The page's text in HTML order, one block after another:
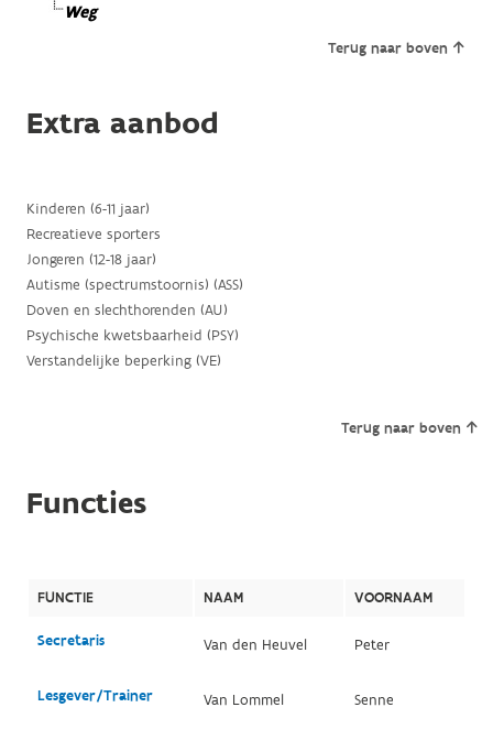
Weg
Terug naar boven
Extra aanbod
Kinderen (6-11 jaar)
Recreatieve sporters
Jongeren (12-18 jaar)
Autisme (spectrumstoornis) (ASS)
Doven en slechthorenden (AU)
Psychische kwetsbaarheid (PSY)
Verstandelijke beperking (VE)
Terug naar boven
Functies
FUNCTIE NAAM VOORNAAM
Secretaris Van den Heuvel Peter
Lesgever/Trainer Van Lommel Senne